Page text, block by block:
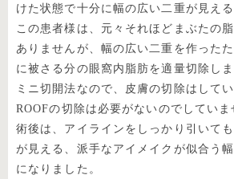
けた状態で十分に幅の広い二重が見え
この患者様は、元々それほどまぶたの
ありませんが、幅の広い二重を作った
に被さる分の眼窩内脂肪を適量切除しま
ミニ切開法なので、皮膚の切除はしてい
ROOFの切除は必要がないのでしていま
術後は、アイラインをしっかり引いて
が見える、派手なアイメイクが似合う
になりました。